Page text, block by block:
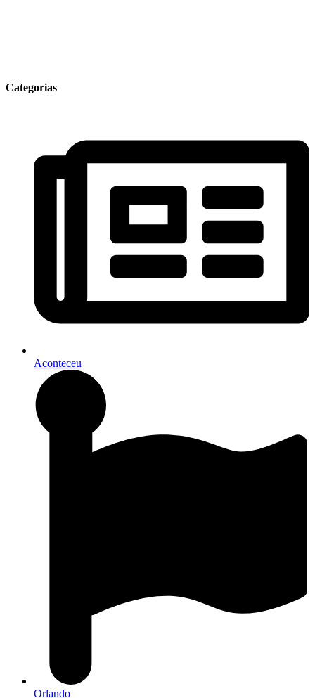
Categorias
Aconteceu
Orlando